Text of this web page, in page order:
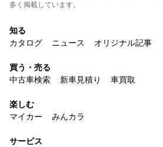
多く掲載しています。
知る
カタログ
ニュース オリジナル記事
買う・売る
中古車検索
新車見積り 車買取
楽しむ
マイカー
みんカラ
サービス